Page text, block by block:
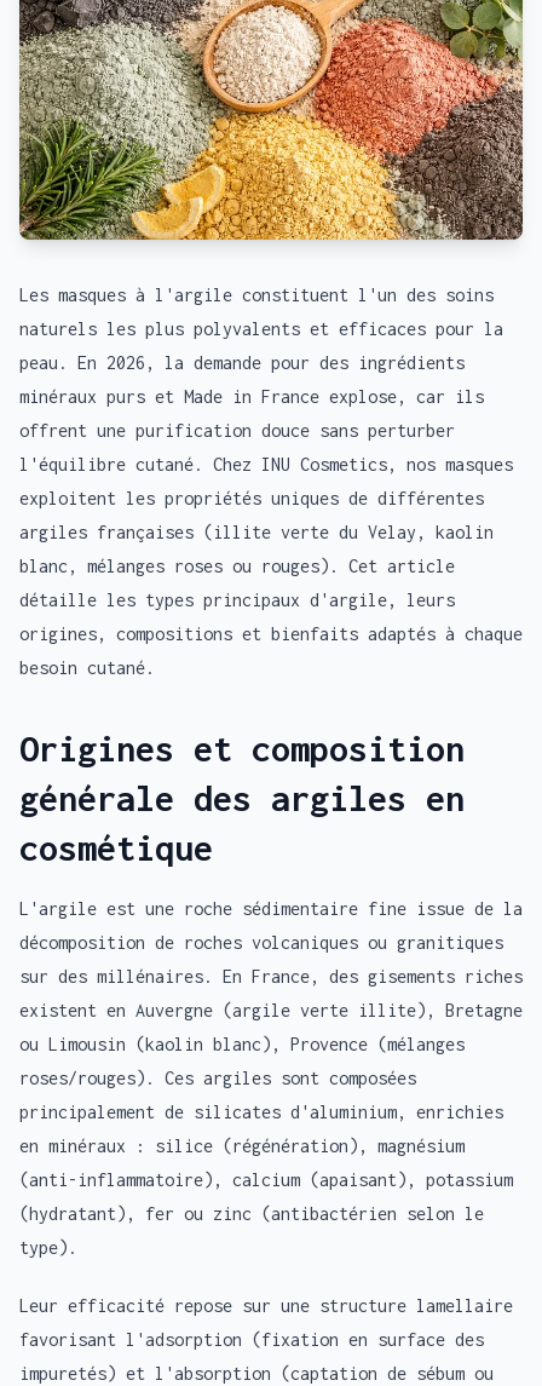
Les masques à l'argile constituent l'un des soins
naturels les plus polyvalents et efficaces pour la
peau. En 2026, la demande pour des ingrédients
minéraux purs et Made in France explose, car ils
offrent une purification douce sans perturber
l'équilibre cutané. Chez INU Cosmetics, nos masques
exploitent les propriétés uniques de différentes
argiles françaises (illite verte du Velay, kaolin
blanc, mélanges roses ou rouges). Cet article
détaille les types principaux d'argile, leurs
origines, compositions et bienfaits adaptés à chaque
besoin cutané.
Origines et composition
générale des argiles en
cosmétique
L'argile est une roche sédimentaire fine issue de la
décomposition de roches volcaniques ou granitiques
sur des millénaires. En France, des gisements riches
existent en Auvergne (argile verte illite), Bretagne
ou Limousin (kaolin blanc), Provence (mélanges
roses/rouges). Ces argiles sont composées
principalement de silicates d'aluminium, enrichies
en minéraux : silice (régénération), magnésium
(anti-inflammatoire), calcium (apaisant), potassium
(hydratant), fer ou zinc (antibactérien selon le
type).
Leur efficacité repose sur une structure lamellaire
favorisant l'adsorption (fixation en surface des
impuretés) et l'absorption (captation de sébum ou